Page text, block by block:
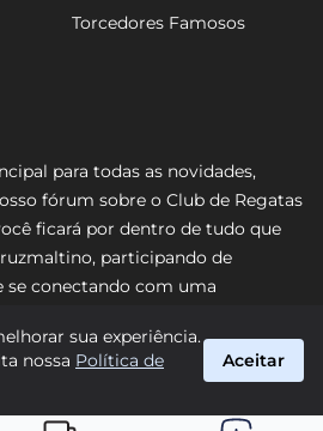
Torcedores Famosos
para todas as novidades,
fórum sobre o Club de Regatas
ficará por dentro de tudo que
participando de
se conectando com uma
de perto o caminho do Vasco
#FutVasco
sua experiência.
nossa Política de
Aceitar